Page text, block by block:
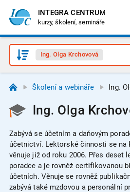
INTEGRA CENTRUM
kurzy, školení, semináře
Ing. Olga Krchovová
Školení a webináře Ing.
Ing. Olga
Zabývá se účetním a daňovým
účetnictví. Lektorské činnosti se na
věnuje již od roku 2006. Přes deset
poradce a je rovněž certifikovanou
účetních. Věnuje se rovněž
zabývá také mzdovou a personální